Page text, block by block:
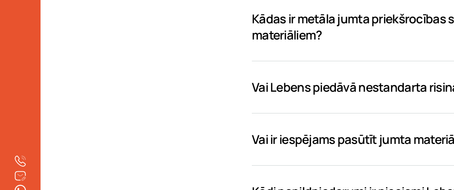
Kādas ir metāla jumta priekšrocības
materiāliem?
Vai Lebens piedāvā nestandarta
Vai ir iespējams pasūtīt jumta